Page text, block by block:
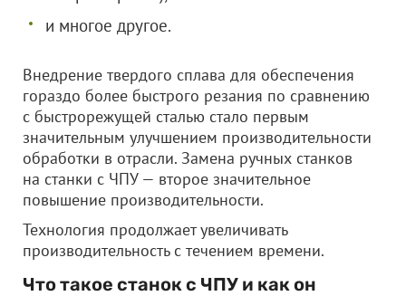
и многое другое.
Внедрение твердого сплава для обеспечения
гораздо более быстрого резания по сравнению
с быстрорежущей сталью стало первым
значительным улучшением производительности
обработки в отрасли. Замена ручных станков
на станки с ЧПУ — второе значительное
повышение производительности.
Технология продолжает увеличивать
производительность с течением времени.
Что такое станок с ЧПУ и как он